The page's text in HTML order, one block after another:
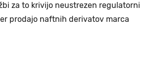
za to krivijo neustrezen regulatorni
prodajo naftnih derivatov marca